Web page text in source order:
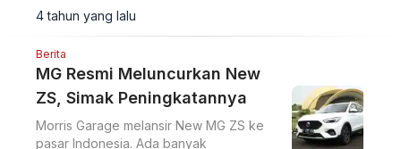
lebih lengkap.
4 tahun yang lalu
Berita
MG Resmi Meluncurkan New
ZS, Simak Peningkatannya
Morris Garage melansir New MG ZS ke
pasar Indonesia. Ada banyak